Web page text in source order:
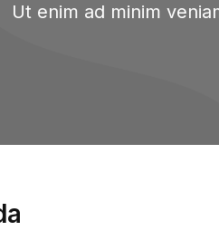
Ut enim ad minim